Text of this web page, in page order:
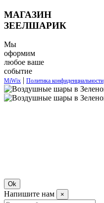
МАГАЗИН
ЗЕЕЛШАРИК
Мы
оформим
любое ваше
событие
MiWix | Политика конфиденциальности
Ok
Напишите нам ×